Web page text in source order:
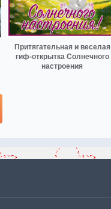
Притягательная и веселая
гиф-открытка Солнечного
настроения